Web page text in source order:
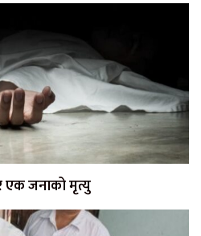
एक जनाको मृत्यु